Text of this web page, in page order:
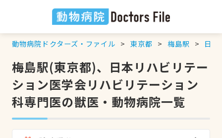
動物病院ドクターズ・ファイル 東京都 梅島駅 日
梅島駅(東京都)、日本リハビリテー
ション医学会リハビリテーション
科専門医の獣医・動物病院一覧